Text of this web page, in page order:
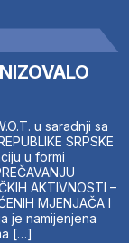
u saradnji sa
SRPSKE
u formi
AKTIVNOSTI –
MJENJAČA I
je namijenjena
[…]